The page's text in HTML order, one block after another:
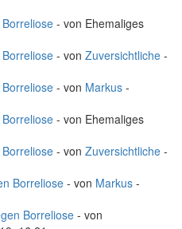
- von Ehemaliges
- von Zuversichtliche -
- von Markus -
- von Ehemaliges
- von Zuversichtliche -
Borreliose - von Markus -
Borreliose - von